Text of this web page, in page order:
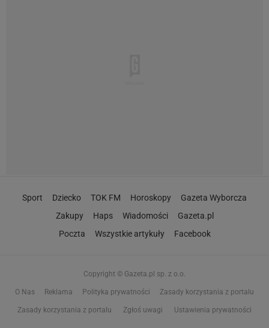
Sport Dziecko TOK FM Horoskopy
Gazeta Wyborcza
Zakupy
Haps Wiadomości
Gazeta.pl
Poczta
Wszystkie artykuły Facebook
Copyright © Gazeta.pl sp. z o.o.
O Nas Reklama Polityka prywatności Zasady korzystania z portalu
Zasady korzystania z portalu Zgłoś uwagi Ustawienia prywatności